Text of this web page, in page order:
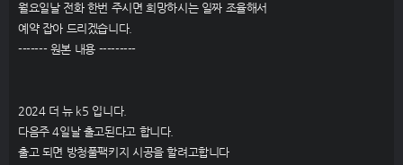
월요일날 전화 한번 주시면 희망하시는 일짜 조율해서
예약 잡아 드리겠습니다.
------- 원본 내용 ---------
2024 더 뉴 k5 입니다.
다음주 4일날 출고된다고 합니다.
출고 되면 방청풀팩키지 시공을 할려고합니다